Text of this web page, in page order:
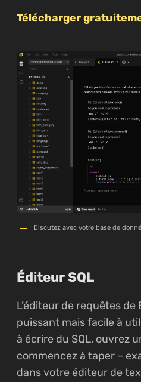
Télécharger
Discutez avec votre base de
Éditeur SQL
L’éditeur de requêtes
puissant mais facile à
à écrire du SQL, ouvrez
commencez à taper –
dans votre éditeur de